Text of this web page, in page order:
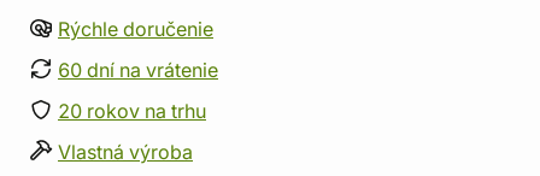
Rýchle doručenie
60 dní na vrátenie
20 rokov na trhu
Vlastná výroba